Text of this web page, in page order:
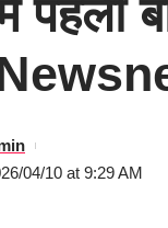
पहली
04/10 at 9:29 AM